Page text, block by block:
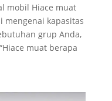
mobil Hiace muat
mengenai kapasitas
grup Anda,
muat berapa